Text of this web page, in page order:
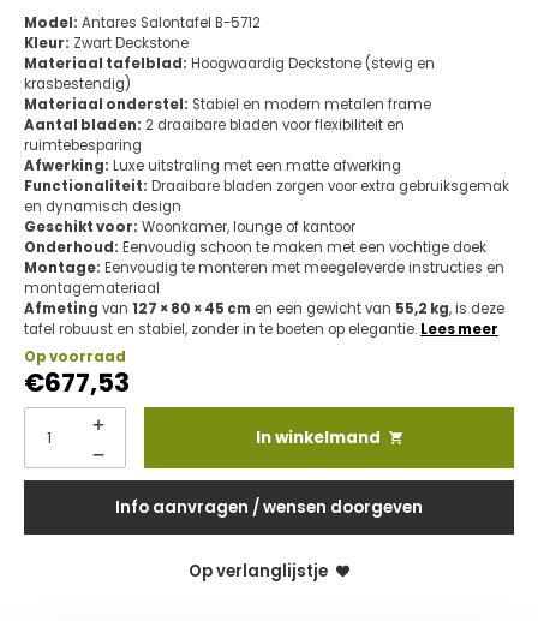
Model: Antares Salontafel B-5712
Kleur: Zwart Deckstone
Materiaal tafelblad: Hoogwaardig Deckstone (stevig en
krasbestendig)
Materiaal onderstel: Stabiel en modern metalen frame
Aantal bladen: 2 draaibare bladen voor flexibiliteit en
ruimtebesparing
Afwerking: Luxe uitstraling met een matte afwerking
Functionaliteit: Draaibare bladen zorgen voor extra gebruiksgemak
en dynamisch design
Geschikt voor: Woonkamer, lounge of kantoor
Onderhoud: Eenvoudig schoon te maken met een vochtige doek
Montage: Eenvoudig te monteren met meegeleverde instructies en
montagemateriaal
Afmeting van 127 × 80 × 45 cm en een gewicht van 55,2 kg, is deze
tafel robuust en stabiel, zonder in te boeten op elegantie. Lees meer
Op voorraad
€677,53
In winkelmand
Info aanvragen / wensen doorgeven
Op verlanglijstje